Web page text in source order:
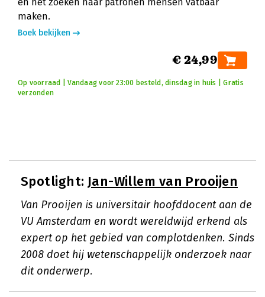
maken.
Boek bekijken
€ 24,99
Op voorraad | Vandaag voor 23:00 besteld, dinsdag in huis | Gratis
verzonden
Spotlight: Jan-Willem van Prooijen
Van Prooijen is universitair hoofddocent aan de
VU Amsterdam en wordt wereldwijd erkend als
expert op het gebied van complotdenken. Sinds
2008 doet hij wetenschappelijk onderzoek naar
dit onderwerp.